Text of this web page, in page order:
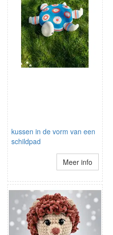
kussen in de vorm van een
schildpad
Meer info